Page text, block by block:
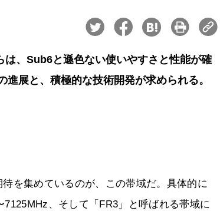
、Sub6と遜色ない使いやすさと性能が確
展と、積極的な技術開発が求められる。
を集めているのが、この帯域だ。具体的に
、そして「FR3」と呼ばれる帯域に